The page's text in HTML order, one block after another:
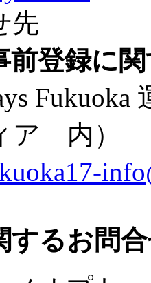
先
前登録に
ア 内）
するお問